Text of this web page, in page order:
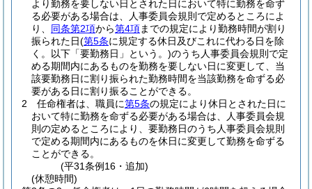
より勤務を要しない日とされた日において特に勤務を命ず
る必要がある場合は、人事委員会規則で定めるところによ
り、 同条第2項から第4項までの規定により勤務時間が割り
振られた日(第5条に規定する休日及びこれに代わる日を除
く。以下「要勤務日」という。)のうち人事委員会規則で定
める期間内にあるものを勤務を要しない日に変更して、当
該要勤務日に割り振られた勤務時間を当該勤務を命ずる必
要がある日に割り振ることができる。
2
任命権者は、職員に第5条の規定により休日とされた日に
おいて特に勤務を命ずる必要がある場合は、人事委員会規
則の定めるところにより、要勤務日のうち人事委員会規則
で定める期間内にあるものを休日に変更して勤務を命ずる
ことができる。
(平31条例16・追加)
(休憩時間)